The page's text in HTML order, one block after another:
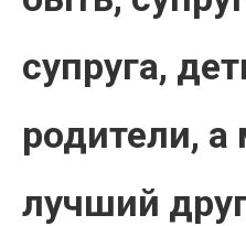
супруга,
родители,
лучший